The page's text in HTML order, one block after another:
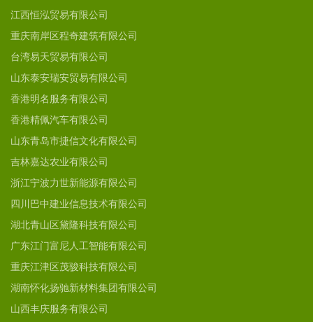
江西恒泓贸易有限公司
重庆南岸区程奇建筑有限公司
台湾易天贸易有限公司
山东泰安瑞安贸易有限公司
香港明名服务有限公司
香港精佩汽车有限公司
山东青岛市捷信文化有限公司
吉林嘉达农业有限公司
浙江宁波力世新能源有限公司
四川巴中建业信息技术有限公司
湖北青山区黛隆科技有限公司
广东江门富尼人工智能有限公司
重庆江津区茂骏科技有限公司
湖南怀化扬驰新材料集团有限公司
山西丰庆服务有限公司